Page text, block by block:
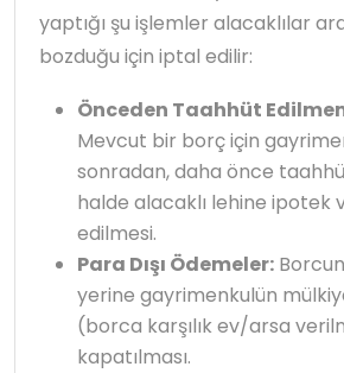
yaptığı şu işlemler alacaklılar
bozduğu için iptal edilir:
Önceden Taahhüt
Mevcut bir borç için
sonradan, daha önce
halde alacaklı lehine ipotek
edilmesi.
Para Dışı Ödemeler:
yerine gayrimenkulün
(borca karşılık ev/arsa
kapatılması.